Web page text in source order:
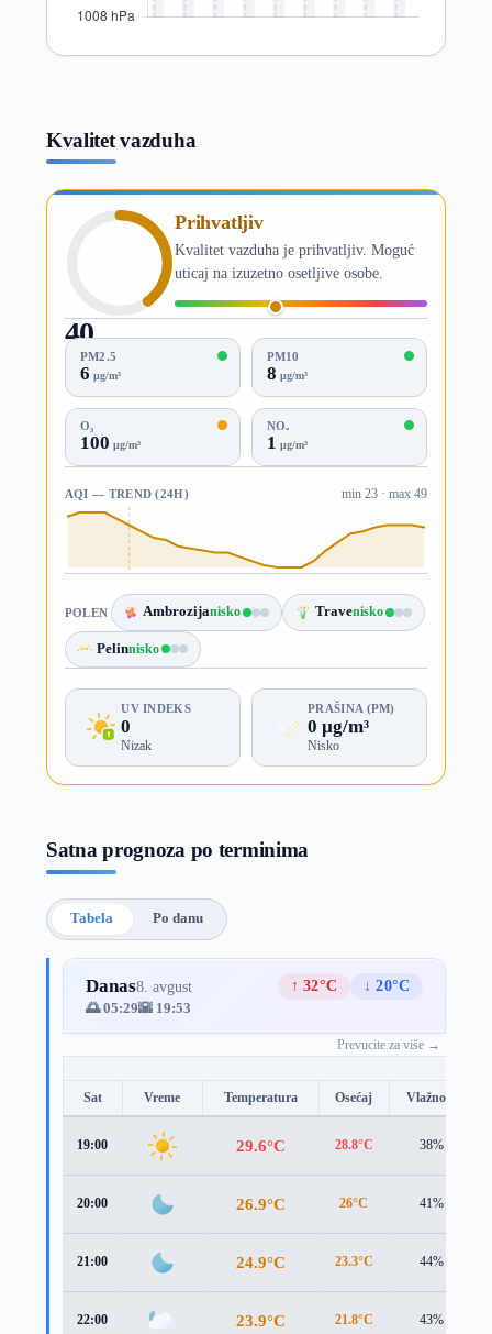
Kvalitet vazduha
40
AQI
Prihvatljiv
Kvalitet vazduha je prihvatljiv. Moguć
uticaj na izuzetno osetljive osobe.
PM2.5
6 µg/m³
PM10
8 µg/m³
O₃
100 µg/m³
NO₂
1 µg/m³
AQI — TREND (24H) min 23 · max 49
POLEN Ambrozijanisko Travenisko
Pelinnisko
UV INDEKS
0
Nizak
PRAŠINA (PM)
0 µg/m³
Nisko
Satna prognoza po terminima
Tabela Po danu
Danas8. avgust ↑ 32°C
↓ 20°C
🌅 05:29🌇 19:53
Prevucite za više →
Sat Vreme Temperatura Osećaj Vlažnost
19:00 29.6°C 28.8°C 38%
20:00 26.9°C 26°C 41%
21:00 24.9°C 23.3°C 44%
22:00 23.9°C 21.8°C 43%